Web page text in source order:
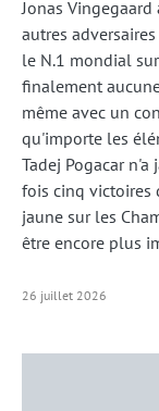
Jonas
autres
le N.1 mondial
finalement
même avec un
qu'importe les
Tadej Pogacar
fois cinq victoires
jaune sur les
être encore plus
26 juillet 2026